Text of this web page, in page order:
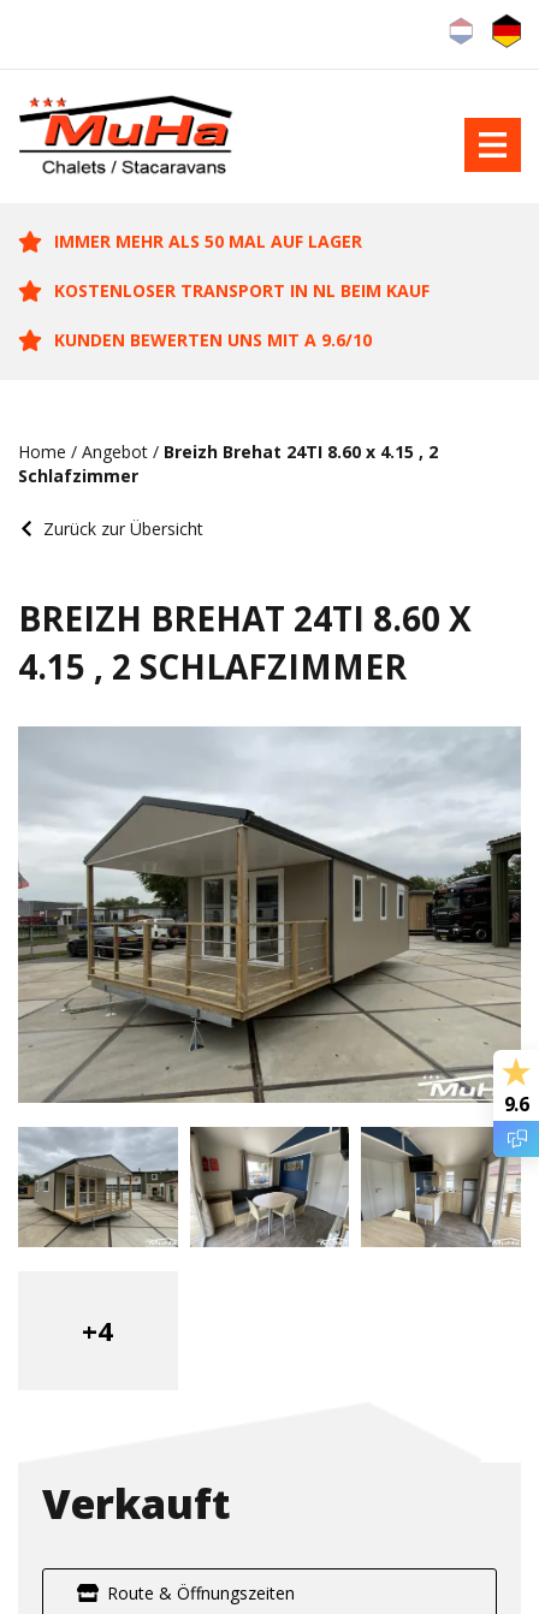
IMMER MEHR ALS 50 MAL AUF LAGER
KOSTENLOSER TRANSPORT IN NL BEIM KAUF
KUNDEN BEWERTEN UNS MIT A 9.6/10
Home / Angebot / Breizh Brehat 24TI 8.60 x 4.15 , 2
Schlafzimmer
Zurück zur Übersicht
BREIZH BREHAT 24TI 8.60 X
4.15 , 2 SCHLAFZIMMER
+4
Verkauft
Route & Öffnungszeiten
9.6